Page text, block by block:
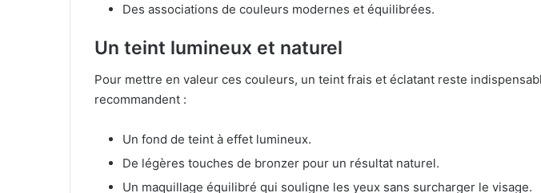
Des associations de couleurs modernes et équilibrées.
Un teint lumineux et naturel
Pour mettre en valeur ces couleurs, un teint frais et éclatant reste
recommandent :
Un fond de teint à effet lumineux.
De légères touches de bronzer pour un résultat naturel.
Un maquillage équilibré qui souligne les yeux sans surcharger le visage.